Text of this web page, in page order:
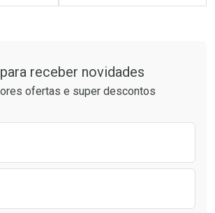
Laboratório
Por Menos
receber novidades
ofertas e super descontos